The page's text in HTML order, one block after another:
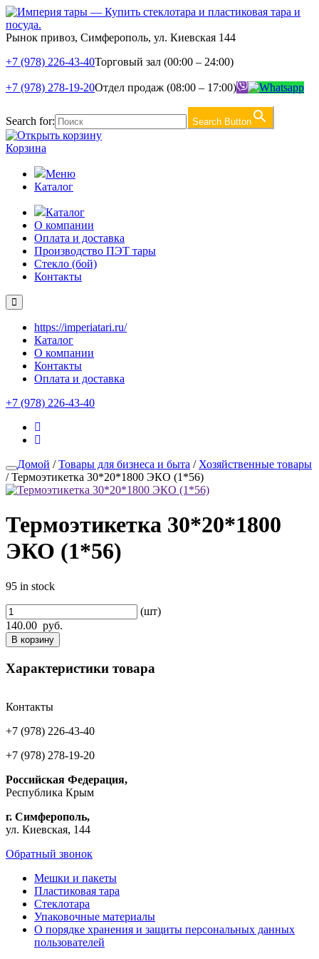
Рынок привоз, Симферополь, ул. Киевская 144
+7 (978) 226-43-40Торговый зал (00:00 – 24:00)
+7 (978) 278-19-20Отдел продаж (08:00 – 17:00)
Search for: Search Button
Корзина
Меню
Каталог
Каталог
О компании
Оплата и доставка
Производство ПЭТ тары
Стекло (бой)
Контакты
https://imperiatari.ru/
Каталог
О компании
Контакты
Оплата и доставка
+7 (978) 226-43-40
Домой /Товары для бизнеса и быта / Хозяйственные товары
/ Термоэтикетка 30*20*1800 ЭКО (1*56)
Термоэтикетка 30*20*1800
ЭКО (1*56)
95 in stock
(шт)
140.00 руб.
В корзину
Характеристики товара
Контакты
+7 (978) 226-43-40
+7 (978) 278-19-20
Российская Федерация,
Республика Крым
г. Симферополь,
ул. Киевская, 144
Обратный звонок
Мешки и пакеты
Пластиковая тара
Стеклотара
Упаковочные материалы
О порядке хранения и защиты персональных данных
пользователей